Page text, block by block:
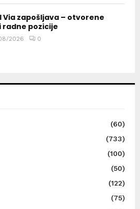
Via zapošljava – otvorene
radne pozicije
2026 0
(60)
(733)
(100)
(50)
(122)
(75)